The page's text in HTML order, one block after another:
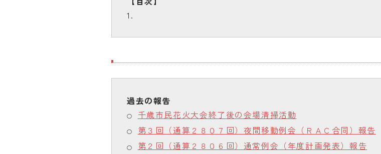
千歳市民花火大会終了後の会場清掃活動
第３回（通算２８０７回）夜間移動例会（ＲＡＣ合同）報告
第２回（通算２８０６回）通常例会（年度計画発表）報告